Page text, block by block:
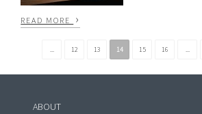
READ MORE ›
... 12 13 14 15 16 ...
ABOUT